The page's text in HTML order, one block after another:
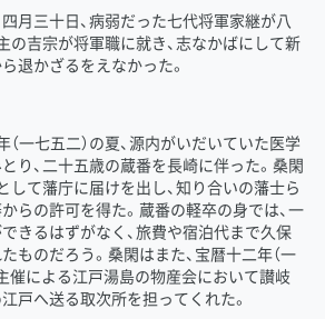
月三十日、病弱だった七代将軍家継が八
の吉宗が将軍職に就き、志なかばにして新
退かざるをえなかった。
一七五二）の夏、源内がいだいていた医学
り、二十五歳の蔵番を長崎に伴った。桑閑
して藩庁に届けを出し、知り合いの藩士ら
らの許可を得た。蔵番の軽卒の身では、一
きるはずがなく、旅費や宿泊代まで久保
ものだろう。桑閑はまた、宝暦十二年（一
催による江戸湯島の物産会において讃岐
戸へ送る取次所を担ってくれた。